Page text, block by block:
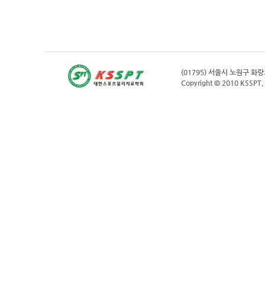
(01795) 서울시 노원구 화
Copyright © 2010